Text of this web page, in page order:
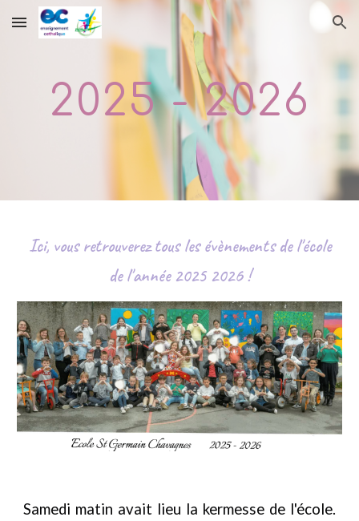
Skip to main content Skip to navigation
2025 - 2026
Ici, vous retrouverez tous les évènements de l'école
de l'année 2025 2026 !
Samedi matin avait lieu la kermesse de l'école.